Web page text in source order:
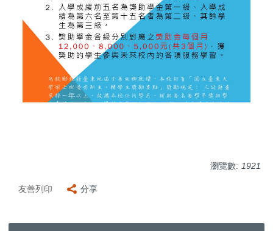
瀏覽數: 1921
友善列印 分享